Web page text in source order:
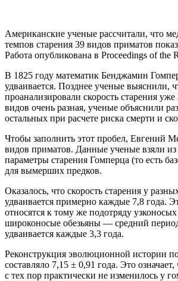
Американские ученые рассчитали, что
темпов старения 39 видов приматов
Работа опубликована в Proceedings of the
В 1825 году математик Бенджамин
удваивается. Позднее ученые выяснили,
проанализировали скорость старения
видов очень разная, ученые объяснили
остальных при расчете риска смерти и
Чтобы заполнить этот пробел, Евгений
видов приматов. Данные ученые взяли
параметры старения Гомперца (то есть
для вымерших предков.
Оказалось, что скорость старения у
удваивается примерно каждые 7,8 года.
относятся к тому же подотряду
широконосые обезьяны — средний
удваивается каждые 3,3 года.
Реконструкция эволюционной истории
составляло 7,15 ± 0,91 года. Это
с тех пор практически не изменилось у